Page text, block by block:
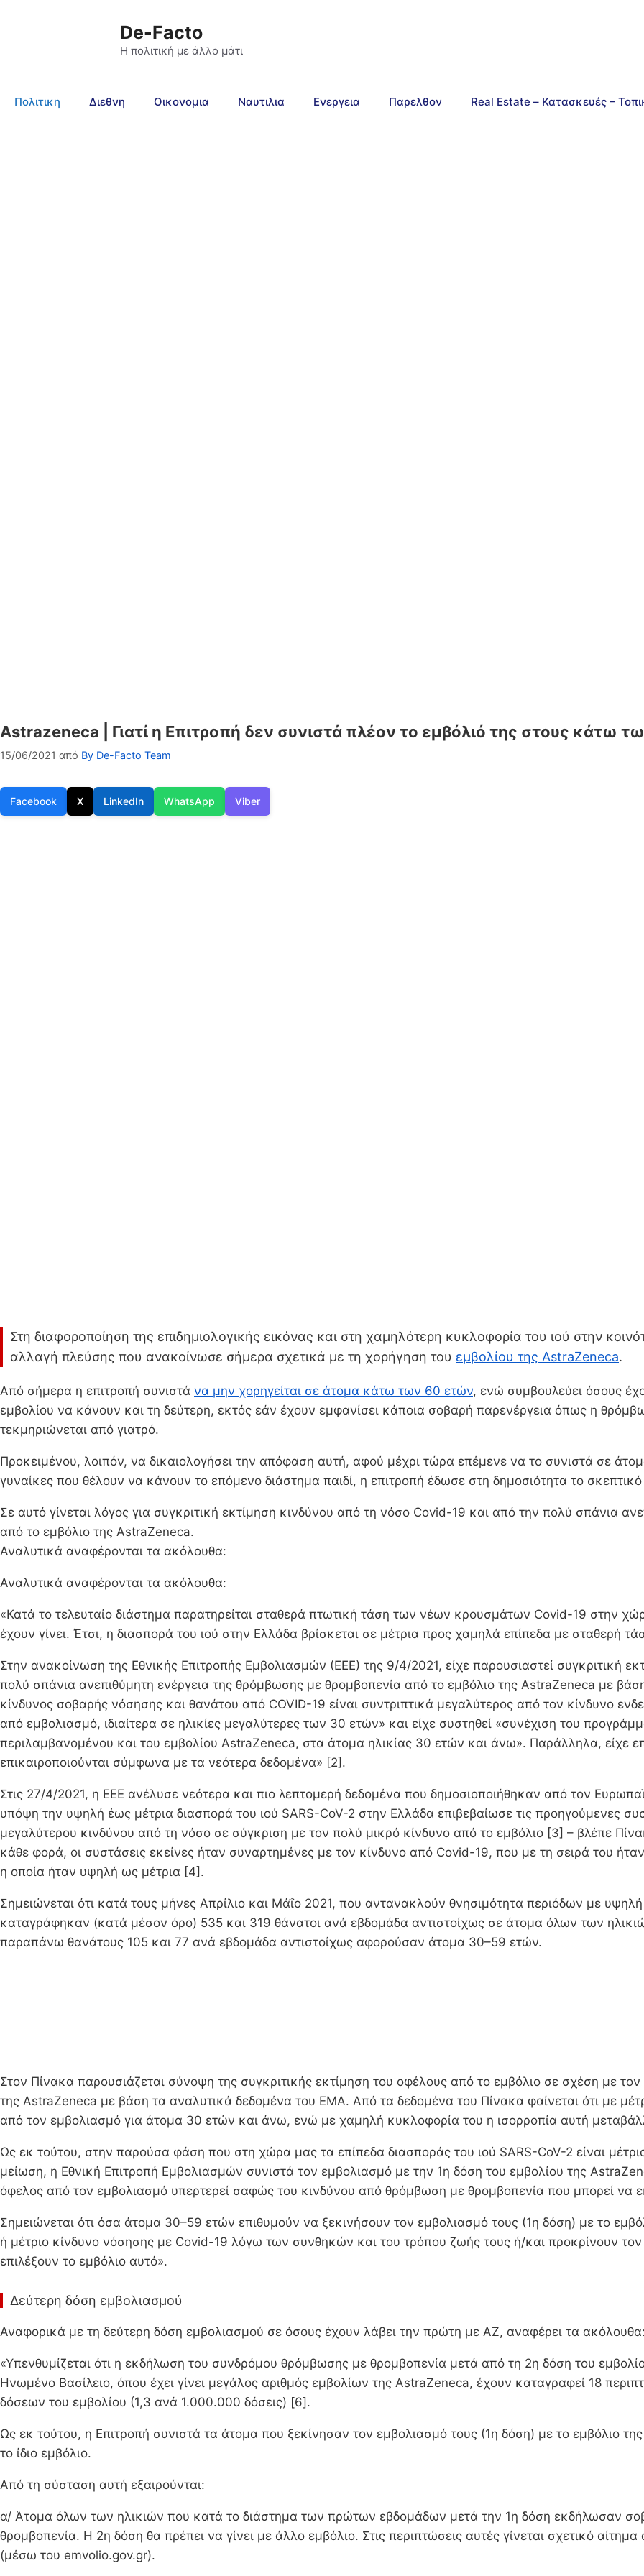
De-Facto
Η πολιτική με άλλο μάτι
Πολιτικη Διεθνη Οικονομια Ναυτιλια Ενεργεια Παρελθον Real Estate – Κατασκευές –
Astrazeneca | Γιατί η Επιτροπή δεν συνιστά πλέον το εμβόλιό της στους κάτω
15/06/2021 από By De-Facto Team
Facebook X LinkedIn WhatsApp Viber
Στη διαφοροποίηση της επιδημιολογικής εικόνας και στη χαμηλότερη κυκλοφορία του ιού στην
αλλαγή πλεύσης που ανακοίνωσε σήμερα σχετικά με τη χορήγηση του εμβολίου της AstraZeneca.
Από σήμερα η επιτροπή συνιστά να μην χορηγείται σε άτομα κάτω των 60 ετών, ενώ συμβουλεύει όσους
εμβολίου να κάνουν και τη δεύτερη, εκτός εάν έχουν εμφανίσει κάποια σοβαρή παρενέργεια όπως η
τεκμηριώνεται από γιατρό.
Προκειμένου, λοιπόν, να δικαιολογήσει την απόφαση αυτή, αφού μέχρι τώρα επέμενε να το συνιστά σε
γυναίκες που θέλουν να κάνουν το επόμενο διάστημα παιδί, η επιτροπή έδωσε στη δημοσιότητα το σκεπτικό
Σε αυτό γίνεται λόγος για συγκριτική εκτίμηση κινδύνου από τη νόσο Covid-19 και από την πολύ σπάνια
από το εμβόλιο της AstraZeneca.
Αναλυτικά αναφέρονται τα ακόλουθα:
Αναλυτικά αναφέρονται τα ακόλουθα:
«Κατά το τελευταίο διάστημα παρατηρείται σταθερά πτωτική τάση των νέων κρουσμάτων Covid-19 στην
έχουν γίνει. Έτσι, η διασπορά του ιού στην Ελλάδα βρίσκεται σε μέτρια προς χαμηλά επίπεδα με σταθερή
Στην ανακοίνωση της Εθνικής Επιτροπής Εμβολιασμών (ΕΕΕ) της 9/4/2021, είχε παρουσιαστεί συγκριτική
πολύ σπάνια ανεπιθύμητη ενέργεια της θρόμβωσης με θρομβοπενία από το εμβόλιο της AstraZeneca με βάση
κίνδυνος σοβαρής νόσησης και θανάτου από COVID-19 είναι συντριπτικά μεγαλύτερος από τον κίνδυνο
από εμβολιασμό, ιδιαίτερα σε ηλικίες μεγαλύτερες των 30 ετών» και είχε συστηθεί «συνέχιση του
περιλαμβανομένου και του εμβολίου AstraZeneca, στα άτομα ηλικίας 30 ετών και άνω». Παράλληλα, είχε
επικαιροποιούνται σύμφωνα με τα νεότερα δεδομένα» [2].
Στις 27/4/2021, η ΕΕΕ ανέλυσε νεότερα και πιο λεπτομερή δεδομένα που δημοσιοποιήθηκαν από τον
υπόψη την υψηλή έως μέτρια διασπορά του ιού SARS-CoV-2 στην Ελλάδα επιβεβαίωσε τις προηγούμενες
μεγαλύτερου κινδύνου από τη νόσο σε σύγκριση με τον πολύ μικρό κίνδυνο από το εμβόλιο [3] – βλέπε
κάθε φορά, οι συστάσεις εκείνες ήταν συναρτημένες με τον κίνδυνο από Covid-19, που με τη σειρά του
η οποία ήταν υψηλή ως μέτρια [4].
Σημειώνεται ότι κατά τους μήνες Απρίλιο και Μάΐο 2021, που αντανακλούν θνησιμότητα περιόδων με
καταγράφηκαν (κατά μέσον όρο) 535 και 319 θάνατοι ανά εβδομάδα αντιστοίχως σε άτομα όλων των
παραπάνω θανάτους 105 και 77 ανά εβδομάδα αντιστοίχως αφορούσαν άτομα 30–59 ετών.
Στον Πίνακα παρουσιάζεται σύνοψη της συγκριτικής εκτίμηση του οφέλους από το εμβόλιο σε σχέση με
της AstraZeneca με βάση τα αναλυτικά δεδομένα του ΕΜΑ. Από τα δεδομένα του Πίνακα φαίνεται ότι με
από τον εμβολιασμό για άτομα 30 ετών και άνω, ενώ με χαμηλή κυκλοφορία του η ισορροπία αυτή
Ως εκ τούτου, στην παρούσα φάση που στη χώρα μας τα επίπεδα διασποράς του ιού SARS-CoV-2 είναι
μείωση, η Εθνική Επιτροπή Εμβολιασμών συνιστά τον εμβολιασμό με την 1η δόση του εμβολίου της
όφελος από τον εμβολιασμό υπερτερεί σαφώς του κινδύνου από θρόμβωση με θρομβοπενία που μπορεί να
Σημειώνεται ότι όσα άτομα 30–59 ετών επιθυμούν να ξεκινήσουν τον εμβολιασμό τους (1η δόση) με το
ή μέτριο κίνδυνο νόσησης με Covid-19 λόγω των συνθηκών και του τρόπου ζωής τους ή/και προκρίνουν
επιλέξουν το εμβόλιο αυτό».
Δεύτερη δόση εμβολιασμού
Αναφορικά με τη δεύτερη δόση εμβολιασμού σε όσους έχουν λάβει την πρώτη με AZ, αναφέρει τα ακόλουθα:
«Υπενθυμίζεται ότι η εκδήλωση του συνδρόμου θρόμβωσης με θρομβοπενία μετά από τη 2η δόση του
Ηνωμένο Βασίλειο, όπου έχει γίνει μεγάλος αριθμός εμβολίων της AstraZeneca, έχουν καταγραφεί 18
δόσεων του εμβολίου (1,3 ανά 1.000.000 δόσεις) [6].
Ως εκ τούτου, η Επιτροπή συνιστά τα άτομα που ξεκίνησαν τον εμβολιασμό τους (1η δόση) με το εμβόλιο
το ίδιο εμβόλιο.
Από τη σύσταση αυτή εξαιρούνται:
α/ Άτομα όλων των ηλικιών που κατά το διάστημα των πρώτων εβδομάδων μετά την 1η δόση εκδήλωσαν
θρομβοπενία. Η 2η δόση θα πρέπει να γίνει με άλλο εμβόλιο. Στις περιπτώσεις αυτές γίνεται σχετικό
(μέσω του emvolio.gov.gr).